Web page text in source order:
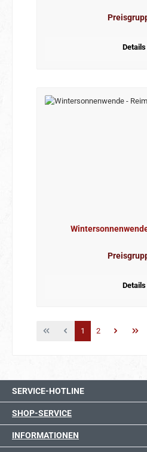
Details
Details
Seite
1 Seite
2
SERVICE-HOTLINE
SHOP-SERVICE
INFORMATIONEN